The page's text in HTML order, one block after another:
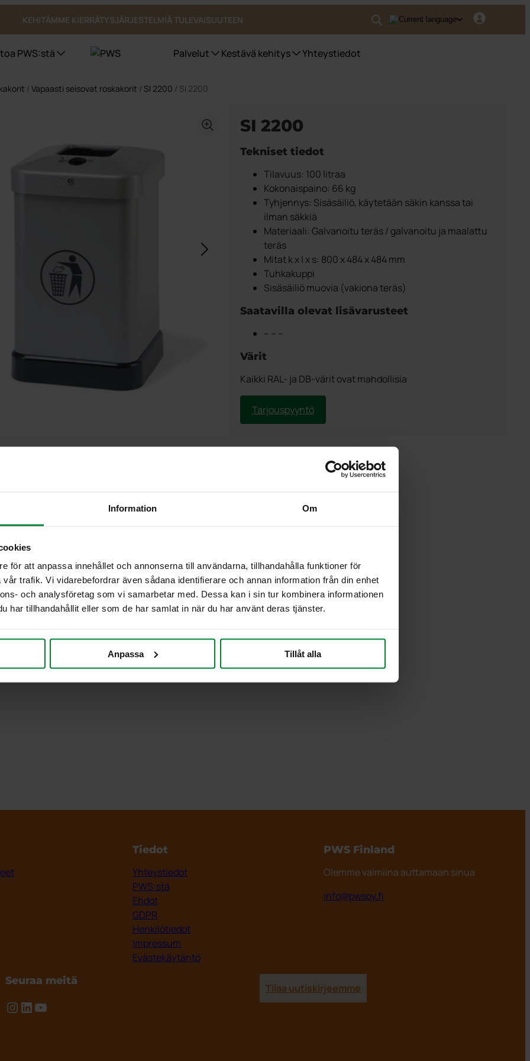
Information Om
för att anpassa innehållet och annonserna till användarna, tillhandahålla funktioner för
trafik. Vi vidarebefordrar även sådana identifierare och annan information från din enhet
och analysföretag som vi samarbetar med. Dessa kan i sin tur kombinera informationen
har tillhandahållit eller som de har samlat in när du har använt deras tjänster.
Anpassa Tillåt alla
KEHITÄMME KIERRÄTYSJÄRJESTELMIÄ TULEVAISUUTEEN
Quattro Select
Pohjasta tyhjennettävät säiliöt
PWS:stä Palvelut Kestävä kehitys Yhteystiedot
/ Vapaasti seisovat roskakorit / SI 2200 / SI 2200
SI 2200
Tekniset tiedot
Tilavuus: 100 litraa
Kokonaispaino: 66 kg
Tyhjennys: Sisäsäiliö, käytetään säkin kanssa tai
ilman säkkiä
Materiaali: Galvanoitu teräs / galvanoitu ja maalattu
teräs
Mitat k x l x s: 800 x 484 x 484 mm
Tuhkakuppi
Sisäsäiliö muovia (vakiona teräs)
Saatavilla olevat lisävarusteet
– – –
Värit
Kaikki RAL- ja DB-värit ovat mahdollisia
Tarjouspyyntö
Tiedot
Yhteystiedot
PWS:stä
Ehdot
GDPR
Henkilötiedot
Impressum
Evästekäytäntö
PWS Finland
Olemme valmiina auttamaan sinua
info@pwsoy.fi
Seuraa meitä
Instagram
LinkedIn
YouTube
Tilaa uutiskirjeemme